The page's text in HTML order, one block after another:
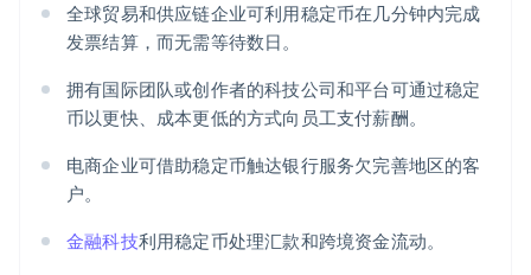
全球贸易和供应链企业可利用稳定币在几分钟内完成
发票结算，而无需等待数日。
拥有国际团队或创作者的科技公司和平台可通过稳定
币以更快、成本更低的方式向员工支付薪酬。
电商企业可借助稳定币触达银行服务欠完善地区的客
户。
金融科技利用稳定币处理汇款和跨境资金流动。